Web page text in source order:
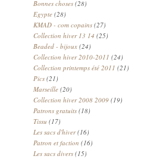
Bonnes choses (28)
Egypte (28)
KMAD - com copains (27)
Collection hiver 13 14 (25)
Beaded - bijoux (24)
Collection hiver 2010-2011 (24)
Collection printemps été 2011 (21)
Pics (21)
Marseille (20)
Collection hiver 2008 2009 (19)
Patrons gratuits (18)
Tissu (17)
Les sacs d'hiver(16)
Patron et faction (16)
Les sacs divers (15)